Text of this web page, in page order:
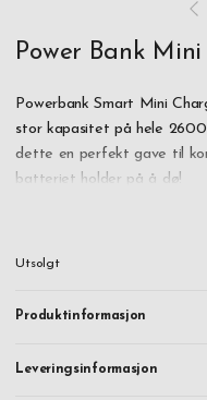
Power Bank
Powerbank Smart Mini
stor kapasitet på hele 2600
dette en perfekt gave til
batteriet holder på å dø!
følger kontakter til iPhone
beskytter både lader og
Leveres i gavepakke med en
Utsolgt
Produktinformasjon
Leveringsinformasjon